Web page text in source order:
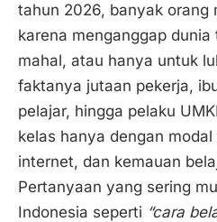
tahun 2026, banyak orang
karena menganggap
mahal, atau hanya untuk
faktanya jutaan pekerja,
pelajar, hingga pelaku
kelas hanya dengan
internet, dan kemauan
Pertanyaan yang sering
Indonesia seperti “cara